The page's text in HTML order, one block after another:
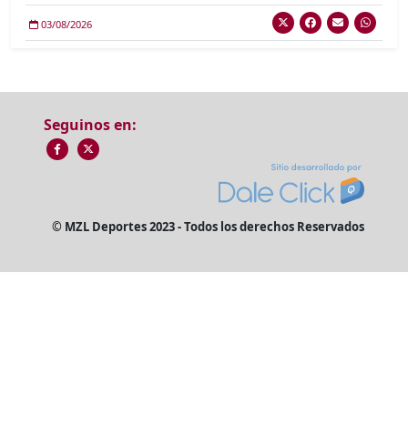
03/08/2026
Seguinos en:
© MZL Deportes 2023 - Todos los derechos Reservados